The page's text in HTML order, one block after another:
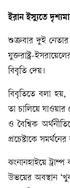
ইরান ইস্যুতে
শুক্রবার দুই নেতার
যুক্তরাষ্ট্র-
বিবৃতি দেয়।
বিবৃতিতে বলা
তা চালিয়ে
ও বৈশ্বিক
প্রচেষ্টাকে
ঝংনানহাইয়ে
উভয়ের অবস্থান